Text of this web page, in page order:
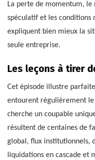
La perte de momentum, le
spéculatif et les conditions
expliquent bien mieux la
seule entreprise.
Les leçons à tirer
Cet épisode illustre
entourent régulièrement
cherche un coupable
résultent de centaines de
global, flux institutionnels,
liquidations en cascade et